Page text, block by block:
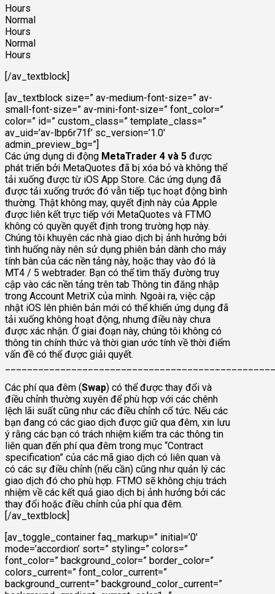
Hours
Normal
Hours
Normal
Hours
[/av_textblock]
[av_textblock size=” av-medium-font-size=” av-
small-font-size=” av-mini-font-size=” font_color=”
color=” id=” custom_class=” template_class=”
av_uid=’av-lbp6r71f’ sc_version=’1.0′
admin_preview_bg=”]
Các ứng dụng di động MetaTrader 4 và 5 được
phát triển bởi MetaQuotes đã bị xóa bỏ và không thể
tải xuống được từ iOS App Store. Các ứng dụng đã
được tải xuống trước đó vẫn tiếp tục hoạt động bình
thường. Thật không may, quyết định này của Apple
được liên kết trực tiếp với MetaQuotes và FTMO
không có quyền quyết định trong trường hợp này.
Chúng tôi khuyên các nhà giao dịch bị ảnh hưởng bởi
tình huống này nên sử dụng phiên bản dành cho máy
tính bàn của các nền tảng này, hoặc thay vào đó là
MT4 / 5 webtrader. Bạn có thể tìm thấy đường truy
cập vào các nền tảng trên tab Thông tin đăng nhập
trong Account MetriX của mình. Ngoài ra, việc cập
nhật iOS lên phiên bản mới có thể khiến ứng dụng đã
tải xuống không hoạt động, nhưng điều này chưa
được xác nhận. Ở giai đoạn này, chúng tôi không có
thông tin chính thức và thời gian ước tính về thời điểm
vấn đề có thể được giải quyết.
Các phí qua đêm (Swap) có thể được thay đổi và
điều chỉnh thường xuyên để phù hợp với các chênh
lệch lãi suất cũng như các điều chỉnh cổ tức. Nếu các
bạn đang có các giao dịch được giữ qua đêm, xin lưu
ý rằng các bạn có trách nhiệm kiểm tra các thông tin
liên quan đến phí qua đêm trong mục “Contract
specification” của các mã giao dịch có liên quan và
có các sự điều chỉnh (nếu cần) cũng như quản lý các
giao dịch đó cho phù hợp. FTMO sẽ không chịu trách
nhiệm về các kết quả giao dịch bị ảnh hưởng bởi các
thay đổi hoặc điều chỉnh của phí qua đêm.
[/av_textblock]
[av_toggle_container faq_markup=” initial=’0′
mode=’accordion’ sort=” styling=” colors=”
font_color=” background_color=” border_color=”
colors_current=” font_color_current=”
background_current=” background_color_current=”